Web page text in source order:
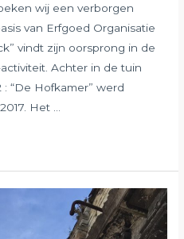
wij een verborgen
van Erfgoed Organisatie
vindt zijn oorsprong in de
Achter in de tuin
“De Hofkamer” werd
Het …